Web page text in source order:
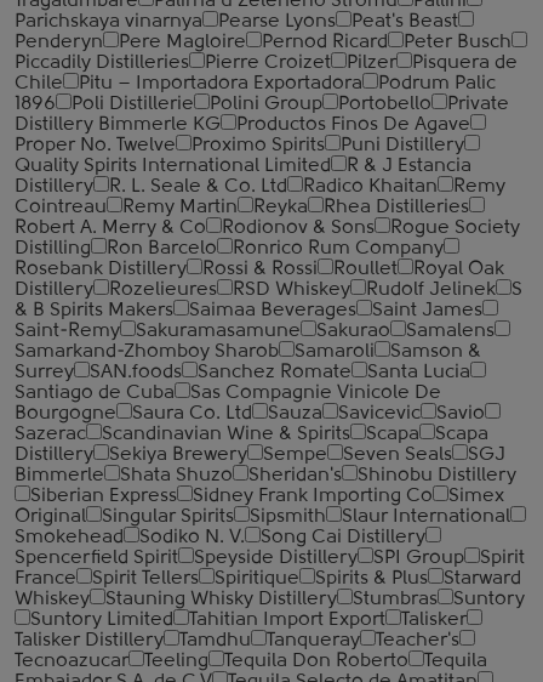
Parichskaya vinarnya
Pearse Lyons
Peat's Beast
Penderyn
Pere Magloire Pernod Ricard
Peter Busch
Piccadily Distilleries
Pierre Croizet Pilzer
Pisquera de
Chile
Pitu – Importadora Exportadora
Podrum Palic
1896
Poli Distillerie Polini Group Portobello
Private
Distillery Bimmerle KG
Productos Finos De Agave
Proper No. Twelve
Proximo Spirits
Puni Distillery
Quality Spirits International Limited
R & J Estancia
Distillery
R. L. Seale & Co. Ltd Radico Khaitan
Remy
Cointreau
Remy Martin Reyka
Rhea Distilleries
Robert A. Merry & Co
Rodionov & Sons
Rogue Society
Distilling
Ron Barcelo
Ronrico Rum Company
Rosebank Distillery
Rossi & Rossi Roullet
Royal Oak
Distillery
Rozelieures RSD Whiskey Rudolf Jelinek
S
& B Spirits Makers
Saimaa Beverages
Saint James
Saint-Remy
Sakuramasamune Sakurao
Samalens
Samarkand-Zhomboy Sharob
Samaroli
Samson &
Surrey
SAN.foods Sanchez Romate
Santa Lucia
Santiago de Cuba
Sas Compagnie Vinicole De
Bourgogne
Saura Co. Ltd Sauza Savicevic
Savio
Sazerac
Scandinavian Wine & Spirits Scapa
Scapa
Distillery
Sekiya Brewery Sempe Seven Seals
SGJ
Bimmerle
Shata Shuzo Sheridan's
Shinobu Distillery
Siberian Express
Sidney Frank Importing Co
Simex
Original
Singular Spirits Sipsmith
Slaur International
Smokehead
Sodiko N. V.
Song Cai Distillery
Spencerfield Spirit
Speyside Distillery SPI Group
Spirit
France
Spirit Tellers Spiritique Spirits & Plus
Starward
Whiskey
Stauning Whisky Distillery Stumbras
Suntory
Suntory Limited
Tahitian Import Export
Talisker
Talisker Distillery
Tamdhu Tanqueray
Teacher's
Tecnoazucar
Teeling Tequila Don Roberto
Tequila